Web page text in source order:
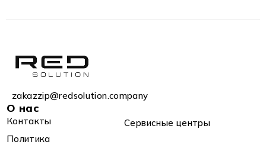
zakazzip@redsolution.company
О нас
Контакты
Сервисные центры
Политика